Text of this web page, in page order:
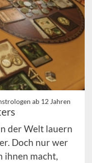
ab 12 Jahren
der Welt lauern
Doch nur wer
ihnen macht,